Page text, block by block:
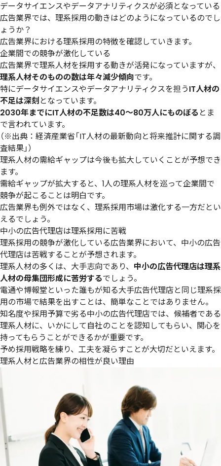
データサイエンスやデータアナリティクスが必須となっている
広告業界では、理系採用の動きはどのようになっているのでし
ょうか？
広告業界における理系採用の特徴を確認していきます。
企業間での競争が激化している
広告業界で理系人材を採用する動きが活発になっていますが、
理系人材そのものの数は年々減少傾向です。
特にデータサイエンスやデータアナリティクスを担うIT人材の
不足は深刻となっています。
2030年までにIT人材の不足数は40〜80万人にものぼる とま
で言われています。
（※出典：経済産業省「IT人材の最新動向と将来推計に関する調
査結果」）
理系人材の需給ギャップは今後も拡大していくことが予想でき
ます。
需給ギャップが拡大すると、1人の理系人材を巡って企業間で
競争が起こることは明白です。
広告業界も例外ではなく、理系採用市場は激化する一方だとい
えるでしょう。
中小の広告代理店は理系採用に苦戦
理系採用の競争が激化している広告業界において、中小の広告
代理店は苦戦することが予想されます。
理系人材の多くは、大手志向であり、 中小の広告代理店は理系
人材の母集団形成に苦労するでしょう。
電通や博報堂といった誰もが知る大手広告代理店と同じ理系採
用の市場で結果を出すことは、簡単なことではありません。
知名度や採用予算で劣る中小の広告代理店では、候補者である
理系人材に、いかにして自社のことを認知してもらい、関心を
持ってもらうことができるかが重要です。
予め採用戦略を練り、工夫を凝らすことが大切だといえます。
理系人材と広告業界の相性が良い理由